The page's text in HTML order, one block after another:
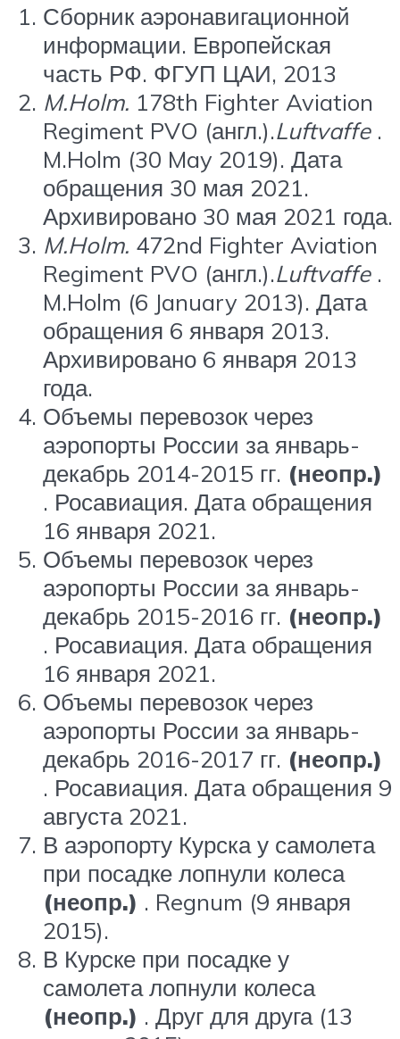
Сборник аэронавигационной
информации. Европейская
часть РФ. ФГУП ЦАИ, 2013
M.Holm. 178th Fighter Aviation
Regiment PVO (англ.).Luftvaffe.
M.Holm (30 May 2019). Дата
обращения 30 мая 2021.
Архивировано 30 мая 2021 года.
M.Holm. 472nd Fighter Aviation
Regiment PVO (англ.).Luftvaffe.
M.Holm (6 January 2013). Дата
обращения 6 января 2013.
Архивировано 6 января 2013
года.
Объемы перевозок через
аэропорты России за январь-
декабрь 2014-2015 гг. (неопр.)
. Росавиация. Дата обращения
16 января 2021.
Объемы перевозок через
аэропорты России за январь-
декабрь 2015-2016 гг. (неопр.)
. Росавиация. Дата обращения
16 января 2021.
Объемы перевозок через
аэропорты России за январь-
декабрь 2016-2017 гг. (неопр.)
. Росавиация. Дата обращения 9
августа 2021.
В аэропорту Курска у самолета
при посадке лопнули колеса
(неопр.) . Regnum (9 января
2015).
В Курске при посадке у
самолета лопнули колеса
(неопр.) . Друг для друга (13